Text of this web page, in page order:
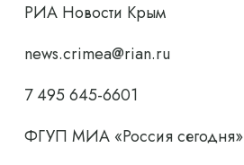
РИА Новости Крым
news.crimea@rian.ru
7 495 645-6601
ФГУП МИА «Россия сегодня»